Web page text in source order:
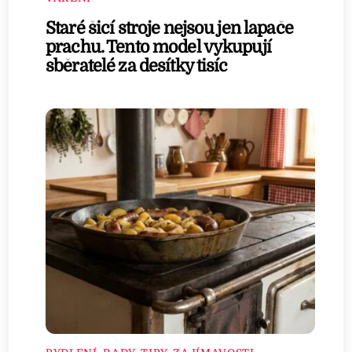
Staré šicí stroje nejsou jen lapače
prachu. Tento model vykupují
sběratelé za desítky tisíc